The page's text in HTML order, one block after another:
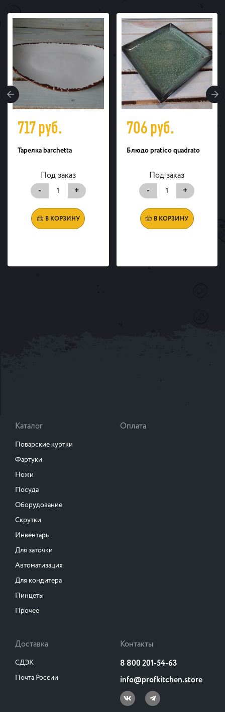
717руб.
Тарелка barchetta
Под заказ
-
+
В КОРЗИНУ
706руб.
Блюдо pratico quadrato
Под заказ
-
+
В КОРЗИНУ
Каталог
Поварские куртки
Фартуки
Ножи
Посуда
Оборудование
Скрутки
Инвентарь
Для заточки
Автоматизация
Для кондитера
Пинцеты
Прочее
Оплата
Доставка
СДЭК
Почта России
Контакты
8 800 201-54-63
info@profkitchen.store